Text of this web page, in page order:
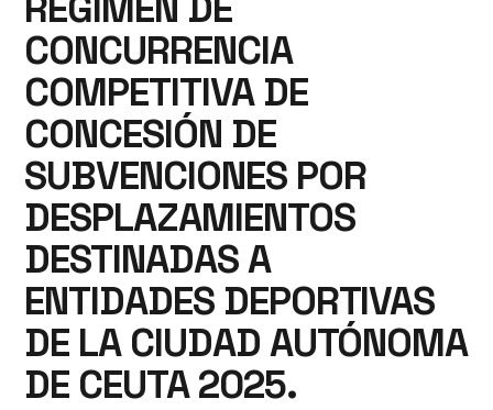
CONCURRENCIA
COMPETITIVA DE
CONCESIÓN DE
SUBVENCIONES POR
DESPLAZAMIENTOS
DESTINADAS A
ENTIDADES DEPORTIVAS
DE LA CIUDAD AUTÓNOMA
DE CEUTA 2025.